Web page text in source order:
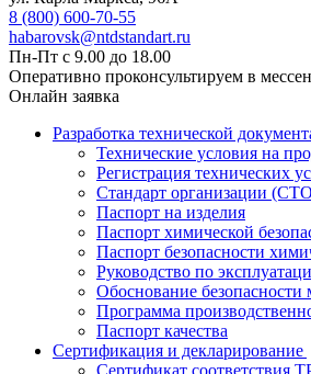
8 (800) 600-70-55
habarovsk@ntdstandart.ru
Пн-Пт с 9.00 до 18.00
Оперативно проконсультируем в
Онлайн заявка
Разработка технической
Технические условия на
Регистрация технических
Стандарт организации
Паспорт на изделия
Паспорт химической
Паспорт безопасности
Руководство по
Обоснование
Программа
Паспорт качества
Сертификация и декларирование
Сертификат соответствия